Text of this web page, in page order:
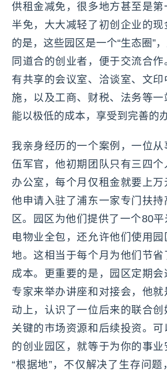
供租金减免，很多地方甚至是
半免，大大减轻了初创企业的
的是，这些园区是一个“生态圈”
同道合的创业者，便于交流合
有共享的会议室、洽谈室、文
施，以及工商、财税、法务等
能以极低的成本，享受到完善的
我亲身经历的一个案例，一位
伍军官，他初期团队只有三四个
办公室，每个月仅租金就要上
他申请入驻了浦东一家专门扶持
区。园区为他们提供了一个80
电物业全包，还允许他们使用
地。这相当于每个月为他们节
成本。更重要的是，园区定期
专家来举办讲座和对接会，他
动上，认识了一位后来的联合
关键的市场资源和后续投资。
的创业园区，就等于为你的事
“根据地”，不仅解决了生存问